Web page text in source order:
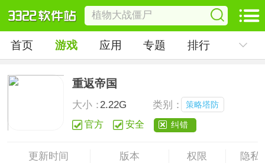
首页 游戏 应用 专题 排行
重返帝国
大小：2.22G 类别： 策略塔防
官方 安全 纠错
更新时间 版本 权限 隐私